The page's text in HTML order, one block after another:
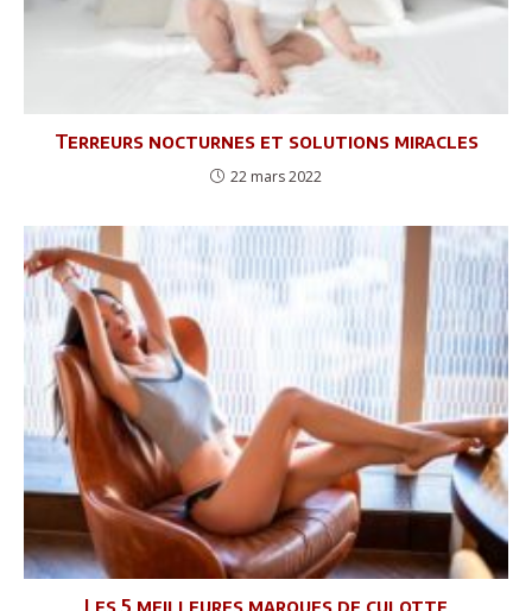
Terreurs nocturnes et solutions miracles
22 mars 2022
Les 5 meilleures marques de culotte